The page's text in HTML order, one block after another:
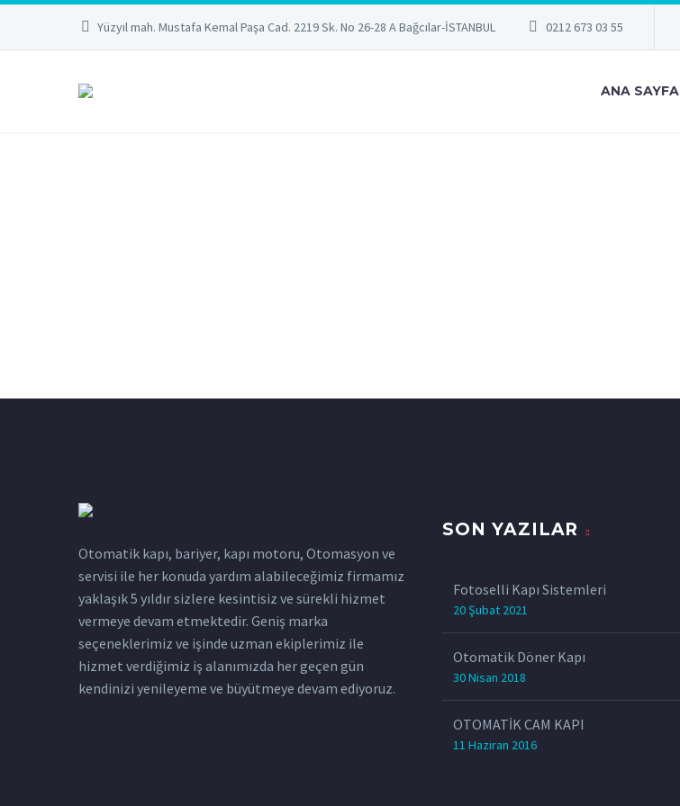
Yüzyıl mah. Mustafa Kemal Paşa Cad. 2219 Sk. No 26-28 A Bağcılar-İSTANBUL 0212 673 03 55
ANA SAYFA
Otomatik kapı, bariyer, kapı motoru, Otomasyon ve
servisi ile her konuda yardım alabileceğimiz firmamız
yaklaşık 5 yıldır sizlere kesintisiz ve sürekli hizmet
vermeye devam etmektedir. Geniş marka
seçeneklerimiz ve işinde uzman ekiplerimiz ile
hizmet verdiğimiz iş alanımızda her geçen gün
kendinizi yenileyeme ve büyütmeye devam ediyoruz.
SON YAZILAR
Fotoselli Kapı Sistemleri
20 Şubat 2021
Otomatik Döner Kapı
30 Nisan 2018
OTOMATİK CAM KAPI
11 Haziran 2016